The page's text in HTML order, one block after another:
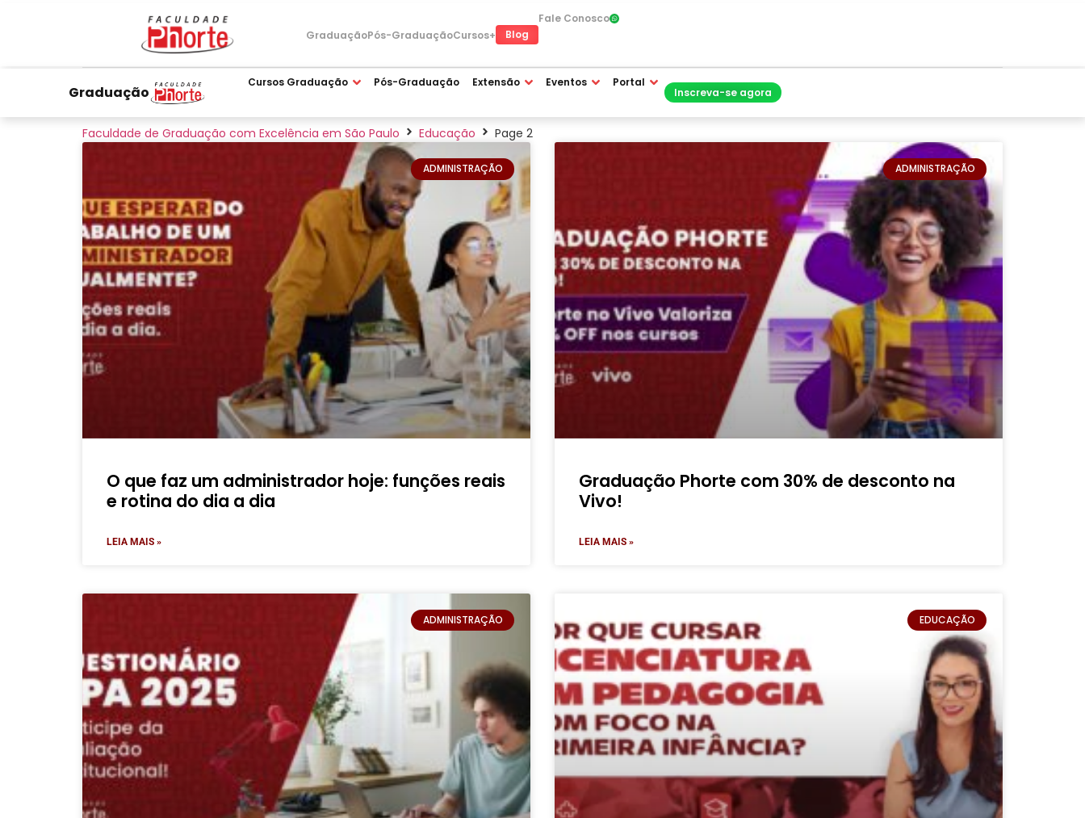
GraduaçãoPós-GraduaçãoCursos+ Blog
Fale Conosco
Graduação
Cursos Graduação Pós-Graduação Extensão Eventos Portal
Inscreva-se agora
Faculdade de Graduação com Excelência em São Paulo Educação Page 2
ADMINISTRAÇÃO
O que faz um administrador hoje: funções reais
e rotina do dia a dia
LEIA MAIS »
ADMINISTRAÇÃO
Graduação Phorte com 30% de desconto na
Vivo!
LEIA MAIS »
ADMINISTRAÇÃO EDUCAÇÃO